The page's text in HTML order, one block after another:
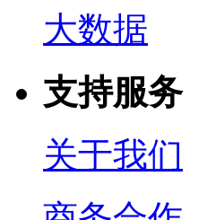
大数据
支持服务
关于我们